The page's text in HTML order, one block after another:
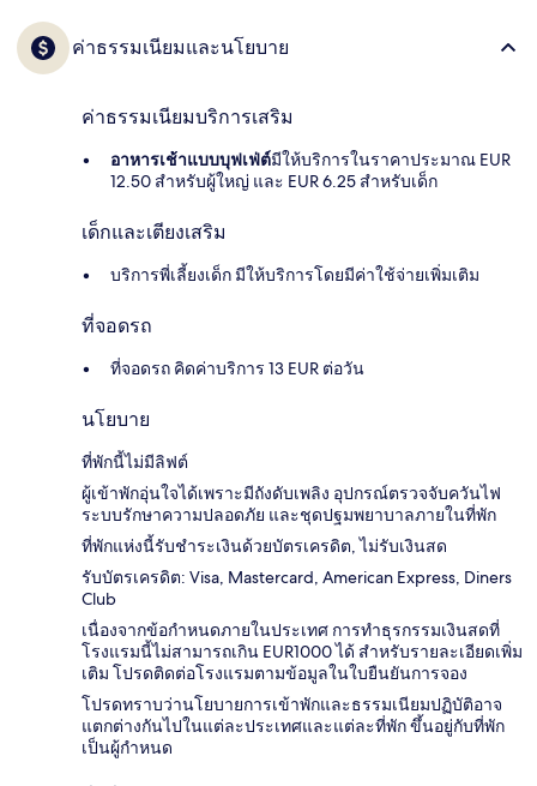
ค่าธรรมเนียมและนโยบาย
ค่าธรรมเนียมบริการเสริม
อาหารเช้าแบบบุฟเฟ่ต์มีให้บริการในราคาประมาณ EUR
12.50 สำหรับผู้ใหญ่ และ EUR 6.25 สำหรับเด็ก
เด็กและเตียงเสริม
บริการพี่เลี้ยงเด็ก มีให้บริการโดยมีค่าใช้จ่ายเพิ่มเติม
ที่จอดรถ
ที่จอดรถ คิดค่าบริการ 13 EUR ต่อวัน
นโยบาย
ที่พักนี้ไม่มีลิฟต์
ผู้เข้าพักอุ่นใจได้เพราะมีถังดับเพลิง อุปกรณ์ตรวจจับควันไฟ
ระบบรักษาความปลอดภัย และชุดปฐมพยาบาลภายในที่พัก
ที่พักแห่งนี้รับชำระเงินด้วยบัตรเครดิต, ไม่รับเงินสด
รับบัตรเครดิต: Visa, Mastercard, American Express, Diners
Club
เนื่องจากข้อกำหนดภายในประเทศ การทำธุรกรรมเงินสดที่
โรงแรมนี้ไม่สามารถเกิน EUR1000 ได้ สำหรับรายละเอียดเพิ่ม
เติม โปรดติดต่อโรงแรมตามข้อมูลในใบยืนยันการจอง
โปรดทราบว่านโยบายการเข้าพักและธรรมเนียมปฏิบัติอาจ
แตกต่างกันไปในแต่ละประเทศและแต่ละที่พัก ขึ้นอยู่กับที่พัก
เป็นผู้กำหนด